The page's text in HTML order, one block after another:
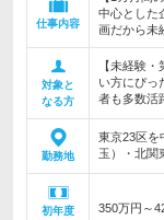
仕事内容
中心とした
画だから未
対象と
なる方
【未経験
い方にぴ
者も多数活
勤務地
東京23区を
玉）・北関
初年度
350万円～